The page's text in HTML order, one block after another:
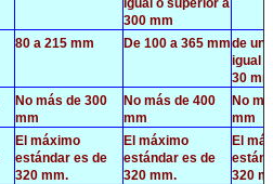
300 mm
80 a 215 mm De 100 a 365 mmde
igual
30 mm
No más de 300
mm
No más de 400
mm
No
mm
El máximo
estándar es de
320 mm.
El máximo
estándar es de
320 mm.
El
320